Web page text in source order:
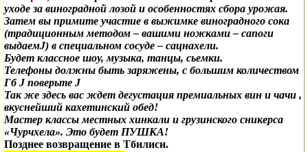
уходе за виноградной лозой и особенностях сбора урожая.
Затем вы примите участие в выжимке виноградного сока
(традиционным методом – вашими ножками – сапоги
выдаемJ) в специальном сосуде – сацнахели.
Будет классное шоу, музыка, танцы, сьемки.
Телефоны должны быть заряжены, с большим количеством
ГбJповерьте J
Так же здесь вас ждет дегустация премиальных вин и чачи ,
вкуснейший кахетинский обед!
Мастер классы местных хинкали и грузинского сникерса
«Чурчхела». Это будет ПУШКА!
Позднее возвращение в Тбилиси.